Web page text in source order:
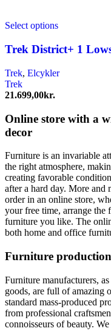
Select options
Trek District+ 1
Trek, Elcykler
Trek
21.699,00kr.
Online store with a
decor
Furniture is an invariable
the right atmosphere,
creating favorable
after a hard day. More and
order in an online store,
your free time, arrange
furniture you like. The
both home and office
Furniture
Furniture manufacturers,
goods, are full of amazing
standard mass-produced
from professional
connoisseurs of beauty.